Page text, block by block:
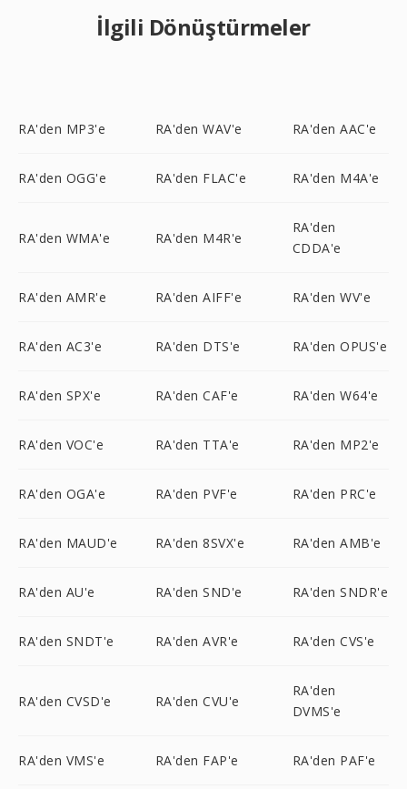
İlgili Dönüştürmeler
RA'den MP3'e RA'den WAV'e RA'den AAC'e
RA'den OGG'e RA'den FLAC'e RA'den M4A'e
RA'den WMA'e RA'den M4R'e
RA'den
CDDA'e
RA'den AMR'e RA'den AIFF'e RA'den WV'e
RA'den AC3'e RA'den DTS'e RA'den OPUS'e
RA'den SPX'e RA'den CAF'e RA'den W64'e
RA'den VOC'e RA'den TTA'e RA'den MP2'e
RA'den OGA'e RA'den PVF'e RA'den PRC'e
RA'den MAUD'e RA'den 8SVX'e RA'den AMB'e
RA'den AU'e RA'den SND'e RA'den SNDR'e
RA'den SNDT'e RA'den AVR'e RA'den CVS'e
RA'den CVSD'e RA'den CVU'e
RA'den
DVMS'e
RA'den VMS'e RA'den FAP'e RA'den PAF'e